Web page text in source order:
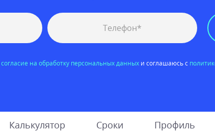
согласие на обработку персональных данныхи соглашаюсь с
Калькулятор Сроки Профиль